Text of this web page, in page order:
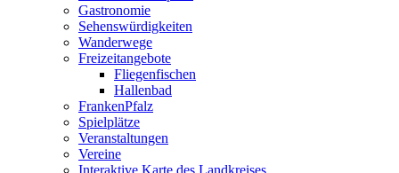
Gastronomie
Sehenswürdigkeiten
Wanderwege
Freizeitangebote
Fliegenfischen
Hallenbad
FrankenPfalz
Spielplätze
Veranstaltungen
Vereine
Interaktive Karte des Landkreises